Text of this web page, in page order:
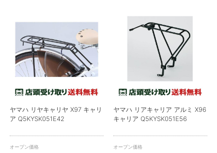
ヤマハ リヤキャリヤ X97 キャリ
ア Q5KYSK051E42
オープン価格
ヤマハ リアキャリア アルミ X96
キャリア Q5KYSK051E56
オープン価格